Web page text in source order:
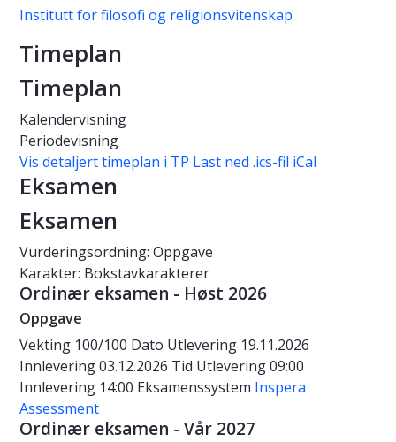
Institutt for filosofi og religionsvitenskap
Timeplan
Timeplan
Kalendervisning
Periodevisning
Vis detaljert timeplan i TP Last ned .ics-fil iCal
Eksamen
Eksamen
Vurderingsordning: Oppgave
Karakter: Bokstavkarakterer
Ordinær eksamen - Høst 2026
Oppgave
Vekting 100/100 Dato Utlevering 19.11.2026
Innlevering 03.12.2026 Tid Utlevering 09:00
Innlevering 14:00 Eksamenssystem Inspera
Assessment
Ordinær eksamen - Vår 2027